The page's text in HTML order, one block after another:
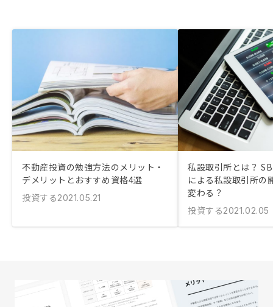
不動産投資の勉強方法のメリット・
デメリットとおすすめ資格4選
投資する2021.05.21
私設取引所とは？
による私設取引所の
変わる？
投資する2021.02.05